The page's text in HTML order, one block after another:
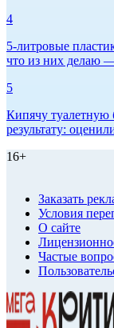
4
5-литровые
что из них делаю
5
Кипячу туалетную
результату:
16+
Заказать
Условия
О сайте
Частые